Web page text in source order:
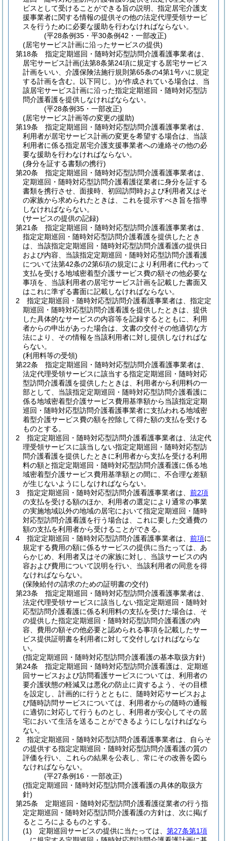
ビスとして受けることができる旨の説明、指定居宅介護支
援事業者に関する情報の提供その他の法定代理受領サービ
スを行うために必要な援助を行わなければならない。
(平28条例35・平30条例42・一部改正)
(居宅サービス計画に沿ったサービスの提供)
第18条
指定定期巡回・随時対応型訪問介護看護事業者は、
居宅サービス計画(法第8条第24項に規定する居宅サービス
計画をいい、介護保険法施行規則第65条の4第1号ハに規定
する計画を含む。以下同じ。)が作成されている場合は、当
該居宅サービス計画に沿った指定定期巡回・随時対応型訪
問介護看護を提供しなければならない。
(平28条例35・一部改正)
(居宅サービス計画等の変更の援助)
第19条
指定定期巡回・随時対応型訪問介護看護事業者は、
利用者が居宅サービス計画の変更を希望する場合は、当該
利用者に係る指定居宅介護支援事業者への連絡その他の必
要な援助を行わなければならない。
(身分を証する書類の携行)
第20条
指定定期巡回・随時対応型訪問介護看護事業者は、
定期巡回・随時対応型訪問介護看護従業者に身分を証する
書類を携行させ、面接時、初回訪問時および利用者又はそ
の家族から求められたときは、これを提示すべき旨を指導
しなければならない。
(サービスの提供の記録)
第21条
指定定期巡回・随時対応型訪問介護看護事業者は、
指定定期巡回・随時対応型訪問介護看護を提供したとき
は、当該指定定期巡回・随時対応型訪問介護看護の提供日
および内容、当該指定定期巡回・随時対応型訪問介護看護
について法第42条の2第6項の規定により利用者に代わって
支払を受ける地域密着型介護サービス費の額その他必要な
事項を、当該利用者の居宅サービス計画を記載した書面又
はこれに準ずる書面に記載しなければならない。
2
指定定期巡回・随時対応型訪問介護看護事業者は、指定定
期巡回・随時対応型訪問介護看護を提供したときは、提供
した具体的なサービスの内容等を記録するとともに、利用
者からの申出があった場合は、文書の交付その他適切な方
法により、その情報を当該利用者に対し提供しなければな
らない。
(利用料等の受領)
第22条
指定定期巡回・随時対応型訪問介護看護事業者は、
法定代理受領サービスに該当する指定定期巡回・随時対応
型訪問介護看護を提供したときは、利用者から利用料の一
部として、当該指定定期巡回・随時対応型訪問介護看護に
係る地域密着型介護サービス費用基準額から当該指定定期
巡回・随時対応型訪問介護看護事業者に支払われる地域密
着型介護サービス費の額を控除して得た額の支払を受ける
ものとする。
2
指定定期巡回・随時対応型訪問介護看護事業者は、法定代
理受領サービスに該当しない指定定期巡回・随時対応型訪
問介護看護を提供したときに利用者から支払を受ける利用
料の額と指定定期巡回・随時対応型訪問介護看護に係る地
域密着型介護サービス費用基準額との間に、不合理な差額
が生じないようにしなければならない。
3
指定定期巡回・随時対応型訪問介護看護事業者は、 前2項
の支払を受ける額のほか、利用者の選定により通常の事業
の実施地域以外の地域の居宅において指定定期巡回・随時
対応型訪問介護看護を行う場合は、これに要した交通費の
額の支払を利用者から受けることができる。
4
指定定期巡回・随時対応型訪問介護看護事業者は、 前項に
規定する費用の額に係るサービスの提供に当たっては、あ
らかじめ、利用者又はその家族に対し、当該サービスの内
容および費用について説明を行い、当該利用者の同意を得
なければならない。
(保険給付の請求のための証明書の交付)
第23条
指定定期巡回・随時対応型訪問介護看護事業者は、
法定代理受領サービスに該当しない指定定期巡回・随時対
応型訪問介護看護に係る利用料の支払を受けた場合は、そ
の提供した指定定期巡回・随時対応型訪問介護看護の内
容、費用の額その他必要と認められる事項を記載したサー
ビス提供証明書を利用者に対して交付しなければならな
い。
(指定定期巡回・随時対応型訪問介護看護の基本取扱方針)
第24条
指定定期巡回・随時対応型訪問介護看護は、定期巡
回サービスおよび訪問看護サービスについては、利用者の
要介護状態の軽減又は悪化の防止に資するよう、その目標
を設定し、計画的に行うとともに、随時対応サービスおよ
び随時訪問サービスについては、利用者からの随時の通報
に適切に対応して行うものとし、利用者が安心してその居
宅において生活を送ることができるようにしなければなら
ない。
2
指定定期巡回・随時対応型訪問介護看護事業者は、自らそ
の提供する指定定期巡回・随時対応型訪問介護看護の質の
評価を行い、これらの結果を公表し、常にその改善を図ら
なければならない。
(平27条例16・一部改正)
(指定定期巡回・随時対応型訪問介護看護の具体的取扱方
針)
第25条
定期巡回・随時対応型訪問介護看護従業者の行う指
定定期巡回・随時対応型訪問介護看護の方針は、次に掲げ
るところによるものとする。
(1)
定期巡回サービスの提供に当たっては、 第27条第1項